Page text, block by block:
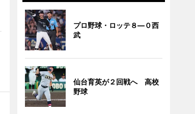
プロ野球・ロッテ８―０西
武
仙台育英が２回戦へ 高校
野球